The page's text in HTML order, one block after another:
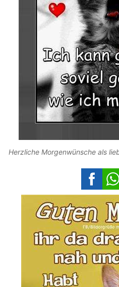
Herzliche Morgenwünsche als